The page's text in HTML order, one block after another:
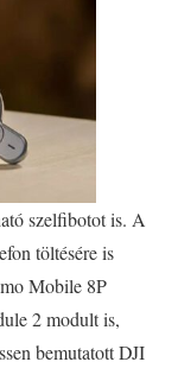
szelfibotot is. A
töltésére is
Mobile 8P
2 modult is,
bemutatott DJI